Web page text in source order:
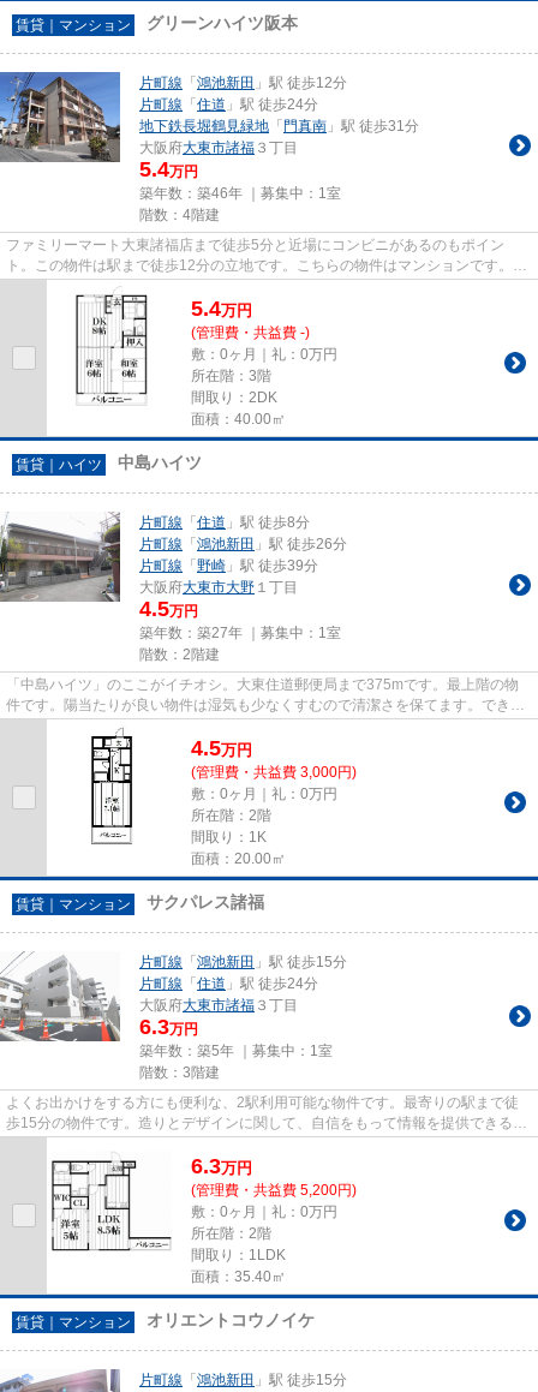
賃貸｜マンション グリーンハイツ阪本
片町線 「 鴻池新田 」駅 徒歩12分
片町線 「 住道 」駅 徒歩24分
地下鉄長堀鶴見緑地 「 門真南 」駅 徒歩31分
大阪府大東市諸福 ３丁目
5.4万円
築年数：築46年 ｜募集中： 1室
階数：4階建
ファミリーマート大東諸福店まで徒歩5分と近場にコンビニがあるのもポイン
ト。この物件は駅まで徒歩12分の立地です。こちらの物件はマンションです。条
件として多くの方がこだわる、陽...
5.4万円
(管理費・共益費 -)
敷：0ヶ月｜礼：0万円
所在階：3階
間取り：2DK
面積：40.00㎡
賃貸｜ハイツ 中島ハイツ
片町線 「 住道 」駅 徒歩8分
片町線 「 鴻池新田 」駅 徒歩26分
片町線 「 野崎 」駅 徒歩39分
大阪府大東市大野 １丁目
4.5万円
築年数：築27年 ｜募集中： 1室
階数：2階建
「中島ハイツ」のここがイチオシ。大東住道郵便局まで375mです。最上階の物
件です。陽当たりが良い物件は湿気も少なくすむので清潔さを保てます。できる
だけ早めに不動産情報を集めた...
4.5万円
(管理費・共益費 3,000円)
敷：0ヶ月｜礼：0万円
所在階：2階
間取り：1K
面積：20.00㎡
賃貸｜マンション サクパレス諸福
片町線 「 鴻池新田 」駅 徒歩15分
片町線 「 住道 」駅 徒歩24分
大阪府大東市諸福 ３丁目
6.3万円
築年数：築5年 ｜募集中： 1室
階数：3階建
よくお出かけをする方にも便利な、2駅利用可能な物件です。最寄りの駅まで徒
歩15分の物件です。造りとデザインに関して、自信をもって情報を提供できるマ
6.3万円
(管理費・共益費 5,200円)
敷：0ヶ月｜礼：0万円
所在階：2階
間取り：1LDK
面積：35.40㎡
賃貸｜マンション オリエントコウノイケ
片町線 「 鴻池新田 」駅 徒歩15分